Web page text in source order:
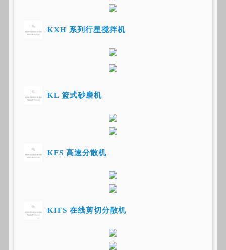
09 KXH 系列行星搅拌机
10 KL 篮式砂磨机
11 KFS 高速分散机
12 KIFS 在线剪切分散机